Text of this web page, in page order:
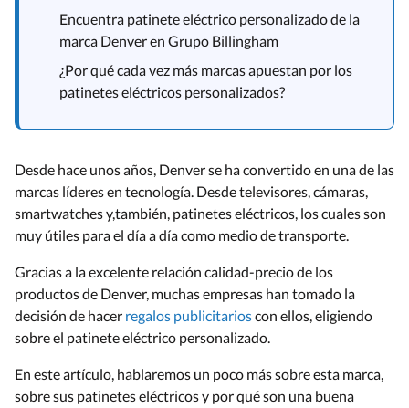
Encuentra patinete eléctrico personalizado de la
marca Denver en Grupo Billingham
¿Por qué cada vez más marcas apuestan por los
patinetes eléctricos personalizados?
Desde hace unos años, Denver se ha convertido en una de las
marcas líderes en tecnología. Desde televisores, cámaras,
smartwatches y,también, patinetes eléctricos, los cuales son
muy útiles para el día a día como medio de transporte.
Gracias a la excelente relación calidad-precio de los
productos de Denver, muchas empresas han tomado la
decisión de hacer regalos publicitarioscon ellos, eligiendo
sobre el patinete eléctrico personalizado.
En este artículo, hablaremos un poco más sobre esta marca,
sobre sus patinetes eléctricos y por qué son una buena